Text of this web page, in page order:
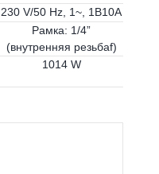
230 V/50 Hz, 1~, 1B10A
Рамка: 1/4”
(внутренняя резьбаf)
1014 W